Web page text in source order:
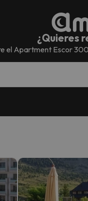
¿Quieres
el Apartment Escor